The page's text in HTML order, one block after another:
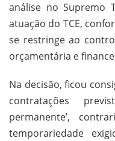
análise no Supremo
atuação do TCE,
se restringe ao
orçamentária e
Na decisão, ficou
contratações
permanente’,
temporariedade